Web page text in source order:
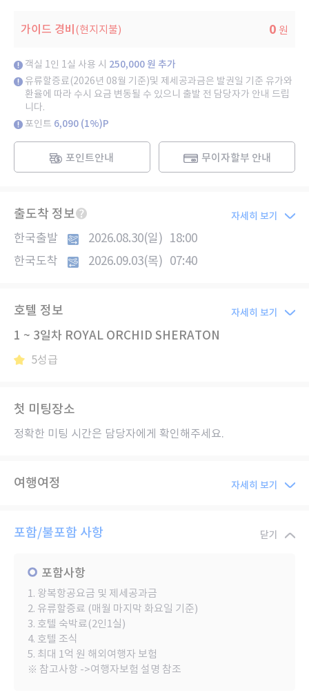
가이드 경비 (현지지불) 0 원
객실 1인 1실 사용 시 250,000 원 추가
유류할증료(2026년 08월 기준)및 제세공과금은 발권일 기준 유가와
환율에 따라 수시 요금 변동될 수 있으니 출발 전 담당자가 안내 드립
니다.
포인트 6,090 (1%)P
포인트안내 무이자할부 안내
출도착 정보 자세히 보기
한국출발 2026.08.30(일) 18:00
한국도착
2026.09.03(목) 07:40
호텔 정보 자세히 보기
1 ~ 3일차 ROYAL ORCHID SHERATON
5성급
첫 미팅장소
정확한 미팅 시간은 담당자에게 확인해주세요.
여행여정 자세히 보기
포함/불포함 사항 닫기
포함사항
1. 왕복항공요금 및 제세공과금
2. 유류할증료 (매월 마지막 화요일 기준)
3. 호텔 숙박료(2인1실)
4. 호텔 조식
5. 최대 1억 원 해외여행자 보험
※ 참고사항 ->여행자보험 설명 참조